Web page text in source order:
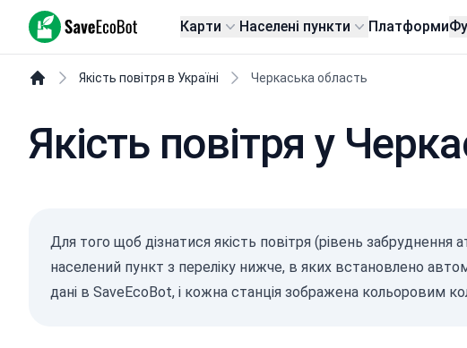
SaveEcoBot Карти Населені пункти Платформи
Якість повітря в Україні Черкаська область
Якість повітря у
Для того щоб дізнатися якість повітря (рівень
населений пункт з переліку нижче, в яких встановлено
дані в SaveEcoBot, і кожна станція зображена кольоровим